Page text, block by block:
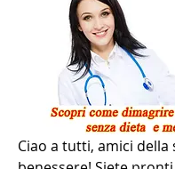
Ciao a tutti, amici della